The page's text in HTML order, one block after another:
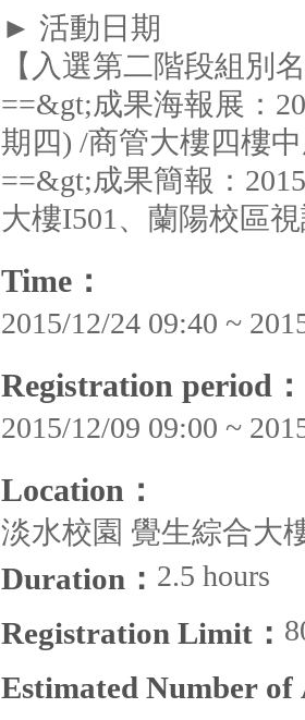
► 活動日期
【入選第二階段組別
==&gt;成果海報展：
期四) /商管大樓四樓
==&gt;成果簡報：
大樓I501、蘭陽校區
Time：
2015/12/24 09:40 ~
Registration period：
2015/12/09 09:00 ~
Location：
淡水校園 覺生綜合大
Duration： 2.5 hours
Registration Limit：
Estimated Number of